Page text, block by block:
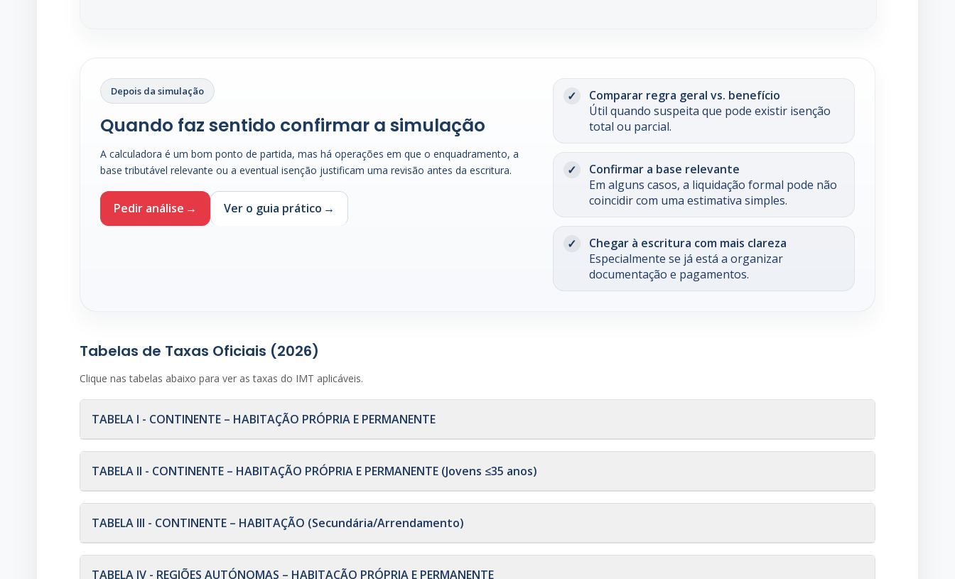
Depois da simulação
Quando faz sentido confirmar a simulação
A calculadora é um bom ponto de partida, mas há operações em que o enquadramento, a
base tributável relevante ou a eventual isenção justificam uma revisão antes da escritura.
Pedir análise Ver o guia prático
Comparar regra geral vs. benefício
Útil quando suspeita que pode existir isenção
total ou parcial.
Confirmar a base relevante
Em alguns casos, a liquidação formal pode não
coincidir com uma estimativa simples.
Chegar à escritura com mais clareza
Especialmente se já está a organizar
documentação e pagamentos.
Tabelas de Taxas Oficiais (2026)
Clique nas tabelas abaixo para ver as taxas do IMT aplicáveis.
TABELA I - CONTINENTE – HABITAÇÃO PRÓPRIA E PERMANENTE
TABELA II - CONTINENTE – HABITAÇÃO PRÓPRIA E PERMANENTE (Jovens ≤35 anos)
TABELA III - CONTINENTE – HABITAÇÃO (Secundária/Arrendamento)
TABELA IV - REGIÕES AUTÓNOMAS – HABITAÇÃO PRÓPRIA E PERMANENTE